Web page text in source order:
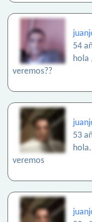
54
hola
veremos??
53
veremos